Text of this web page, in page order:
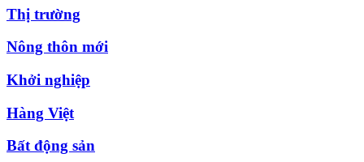
Thị trường
Nông thôn mới
Khởi nghiệp
Hàng Việt
Bất động sản